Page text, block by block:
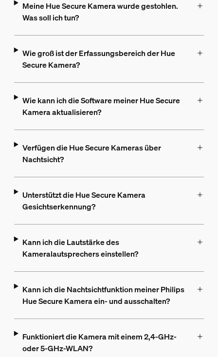
Meine Hue Secure Kamera wurde gestohlen.
Was soll ich tun?
Wie groß ist der Erfassungsbereich der Hue
Secure Kamera?
Wie kann ich die Software meiner Hue Secure
Kamera aktualisieren?
Verfügen die Hue Secure Kameras über
Nachtsicht?
Unterstützt die Hue Secure Kamera
Gesichtserkennung?
Kann ich die Lautstärke des
Kameralautsprechers einstellen?
Kann ich die Nachtsichtfunktion meiner Philips
Hue Secure Kamera ein- und ausschalten?
Funktioniert die Kamera mit einem 2,4-GHz-
oder 5-GHz-WLAN?